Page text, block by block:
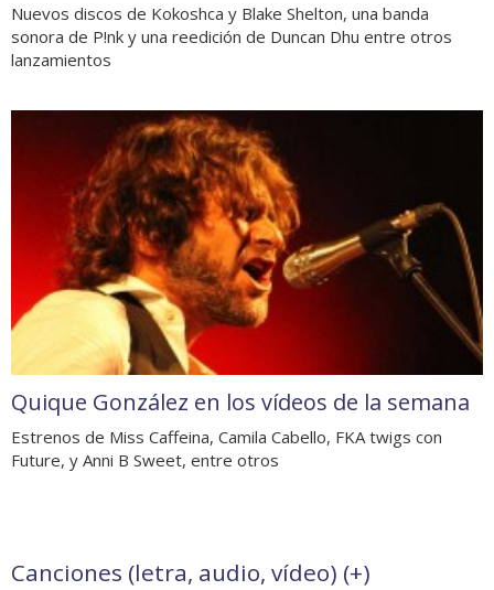
Nuevos discos de Kokoshca y Blake Shelton, una banda
sonora de P!nk y una reedición de Duncan Dhu entre otros
lanzamientos
Quique González en los vídeos de la semana
Estrenos de Miss Caffeina, Camila Cabello, FKA twigs con
Future, y Anni B Sweet, entre otros
Canciones (letra, audio, vídeo) (+)